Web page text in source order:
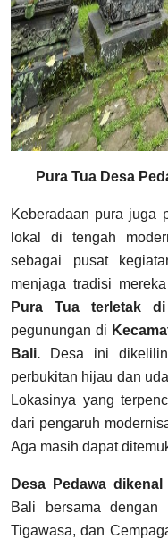
Pura Tua Desa
Keberadaan pura juga
lokal di tengah
sebagai pusat
menjaga tradisi
Pura Tua terletak
pegunungan di
Bali. Desa ini
perbukitan hijau dan
Lokasinya yang
dari pengaruh
Aga masih dapat
Desa Pedawa
Bali bersama dengan
Tigawasa, dan